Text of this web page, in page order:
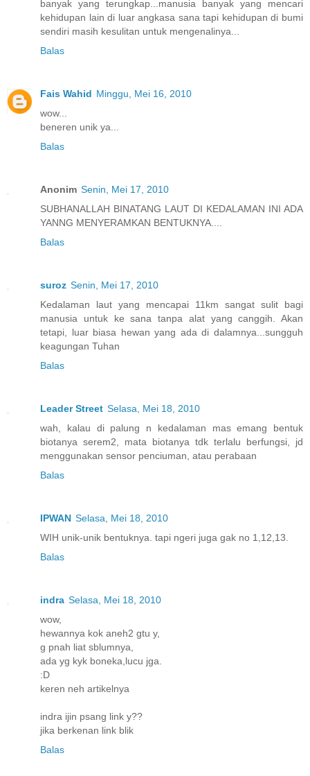
banyak yang terungkap...manusia banyak yang mencari
kehidupan lain di luar angkasa sana tapi kehidupan di bumi
sendiri masih kesulitan untuk mengenalinya...
Balas
Fais Wahid Minggu, Mei 16, 2010
wow...
beneren unik ya...
Balas
Anonim Senin, Mei 17, 2010
SUBHANALLAH BINATANG LAUT DI KEDALAMAN INI ADA
YANNG MENYERAMKAN BENTUKNYA....
Balas
suroz Senin, Mei 17, 2010
Kedalaman laut yang mencapai 11km sangat sulit bagi
manusia untuk ke sana tanpa alat yang canggih. Akan
tetapi, luar biasa hewan yang ada di dalamnya...sungguh
keagungan Tuhan
Balas
Leader Street Selasa, Mei 18, 2010
wah, kalau di palung n kedalaman mas emang bentuk
biotanya serem2, mata biotanya tdk terlalu berfungsi, jd
menggunakan sensor penciuman, atau perabaan
Balas
IPWAN Selasa, Mei 18, 2010
WIH unik-unik bentuknya. tapi ngeri juga gak no 1,12,13.
Balas
indra Selasa, Mei 18, 2010
wow,
hewannya kok aneh2 gtu y,
g pnah liat sblumnya,
ada yg kyk boneka,lucu jga.
:D
keren neh artikelnya
indra ijin psang link y??
jika berkenan link blik
Balas